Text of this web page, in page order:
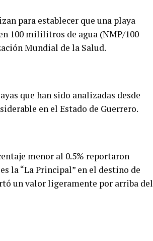
para establecer que una playa
100 mililitros de agua (NMP/100
Mundial de la Salud.
que han sido analizadas desde
en el Estado de Guerrero.
menor al 0.5% reportaron
la “La Principal” en el destino de
un valor ligeramente por arriba del